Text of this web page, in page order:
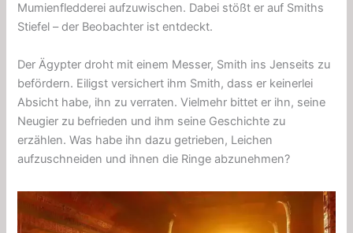
Mumienfledderei aufzuwischen. Dabei stößt er auf Smiths
Stiefel – der Beobachter ist entdeckt.
Der Ägypter droht mit einem Messer, Smith ins Jenseits zu
befördern. Eiligst versichert ihm Smith, dass er keinerlei
Absicht habe, ihn zu verraten. Vielmehr bittet er ihn, seine
Neugier zu befrieden und ihm seine Geschichte zu
erzählen. Was habe ihn dazu getrieben, Leichen
aufzuschneiden und ihnen die Ringe abzunehmen?